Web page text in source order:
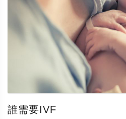
誰需要IVF